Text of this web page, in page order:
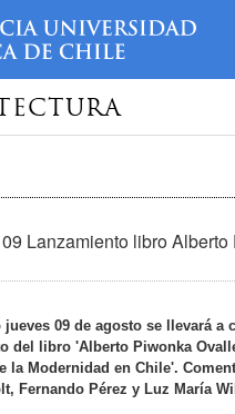
Lanzamiento libro
09 de agosto se llevará a
del libro 'Alberto Piwonka
la Modernidad en Chile'.
Fernando Pérez y Luz María